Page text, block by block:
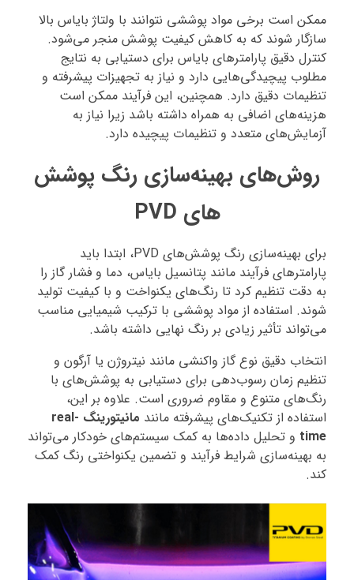
ممکن است برخی مواد پوششی نتوانند با ولتاژ بایاس بالا
سازگار شوند که به کاهش کیفیت پوشش منجر می‌شود.
کنترل دقیق پارامترهای بایاس برای دستیابی به نتایج
مطلوب پیچیدگی‌هایی دارد و نیاز به تجهیزات پیشرفته و
تنظیمات دقیق دارد. همچنین، این فرآیند ممکن است
هزینه‌های اضافی به همراه داشته باشد زیرا نیاز به
آزمایش‌های متعدد و تنظیمات پیچیده دارد.
روش‌های بهینه‌سازی رنگ پوشش
های PVD
برای بهینه‌سازی رنگ پوشش‌های PVD، ابتدا باید
پارامترهای فرآیند مانند پتانسیل بایاس، دما و فشار گاز را
به دقت تنظیم کرد تا رنگ‌های یکنواخت و با کیفیت تولید
شوند. استفاده از مواد پوششی با ترکیب شیمیایی مناسب
می‌تواند تأثیر زیادی بر رنگ نهایی داشته باشد.
انتخاب دقیق نوع گاز واکنشی مانند نیتروژن یا آرگون و
تنظیم زمان رسوب‌دهی برای دستیابی به پوشش‌های با
رنگ‌های متنوع و مقاوم ضروری است. علاوه بر این،
استفاده از تکنیک‌های پیشرفته مانند
مانیتورینگ real-
time و تحلیل داده‌ها به کمک سیستم‌های خودکار می‌تواند
به بهینه‌سازی شرایط فرآیند و تضمین یکنواختی رنگ کمک
کند.